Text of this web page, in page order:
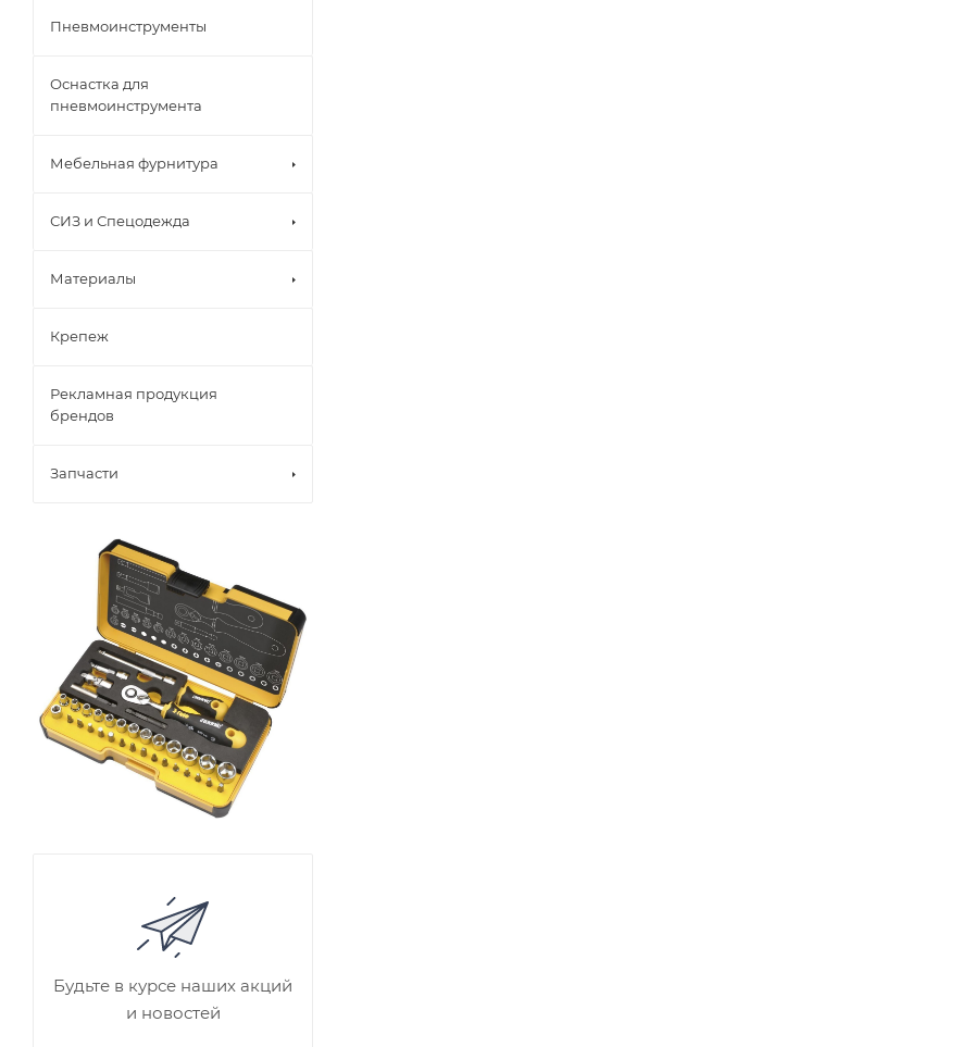
Пневмоинструменты
Оснастка для
пневмоинструмента
Мебельная фурнитура
СИЗ и Спецодежда
Материалы
Крепеж
Рекламная продукция
брендов
Запчасти
Будьте в курсе наших акций
и новостей